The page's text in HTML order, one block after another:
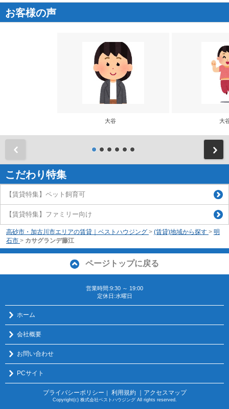
お客様の声
大谷 大
こだわり特集
【賃貸特集】ペット飼育可
【賃貸特集】ファミリー向け
高砂市・加古川市エリアの賃貸｜ベストハウジング > (賃貸)地域から探す > 明
石市 > カサグランデ藤江
ページトップに戻る
営業時間:9:30 ～ 19:00
定休日:水曜日
ホーム
会社概要
お問い合わせ
PCサイト
プライバシーポリシー 利用規約 ｜アクセスマップ
Copyright(c) 株式会社ベストハウジング All rights reserved.